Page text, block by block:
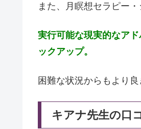
また、月瞑想セラピー
実行可能な現実的なア
ックアップ。
困難な状況からもより
キアナ先生の口